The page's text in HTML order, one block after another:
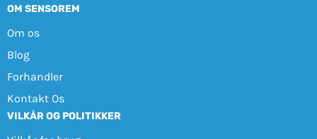
OM SENSOREM
Om os
Blog
Forhandler
Kontakt Os
VILKÅR OG POLITIKKER